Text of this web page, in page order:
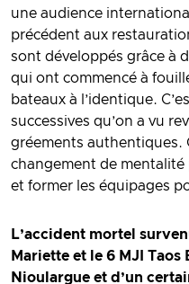
une audience
précédent aux
sont développés grâce à
qui ont commencé à
bateaux à l’identique.
successives qu’on a vu
gréements authentiques.
changement de mentalité
et former les équipages
L’accident mortel
Mariette et le 6 MJI
Nioulargue et d’un